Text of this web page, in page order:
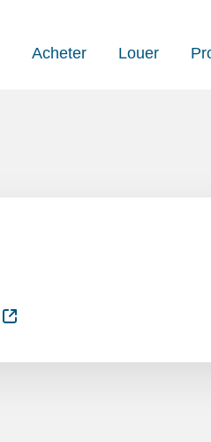
Acheter Louer